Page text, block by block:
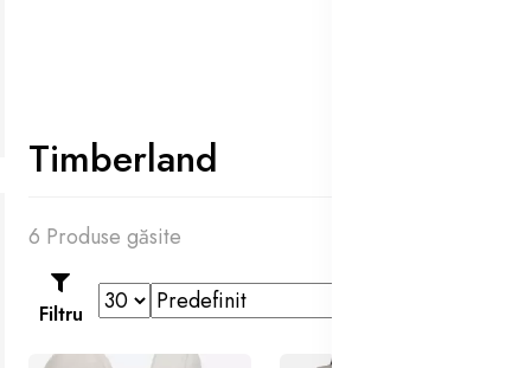
Timberland
6 Produse găsite
Filtru